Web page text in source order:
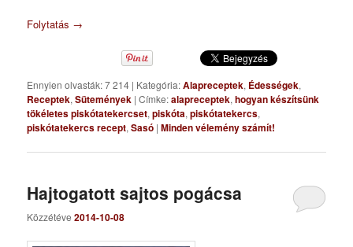
Folytatás →
Ennyien olvasták: 7 214 | Kategória:Alapreceptek, Édességek,
Receptek,Sütemények |Címke:alapreceptek,hogyan készítsünk
tökéletes piskótatekercset,piskóta,piskótatekercs,
piskótatekercs recept,Sasó |Minden vélemény számít!
Hajtogatott sajtos pogácsa
Közzétéve2014-10-08